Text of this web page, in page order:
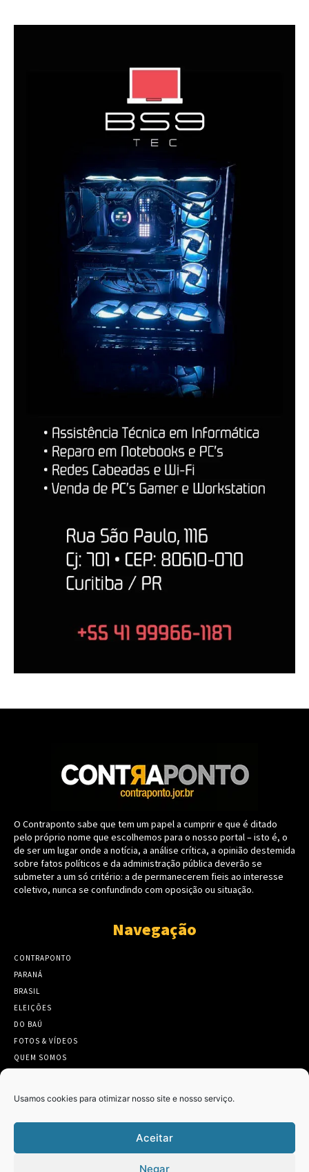
Usamos cookies para otimizar nosso site e nosso serviço.
Aceitar
Negar
O Contraponto sabe que tem um papel a cumprir e que é ditado
pelo próprio nome que escolhemos para o nosso portal – isto é, o
de ser um lugar onde a notícia, a análise crítica, a opinião destemida
sobre fatos políticos e da administração pública deverão se
submeter a um só critério: a de permanecerem fieis ao interesse
coletivo, nunca se confundindo com oposição ou situação.
Navegação
CONTRAPONTO
PARANÁ
BRASIL
ELEIÇÕES
DO BAÚ
FOTOS & VÍDEOS
QUEM SOMOS
Twitter
Clique para aceitar os cookies marketing